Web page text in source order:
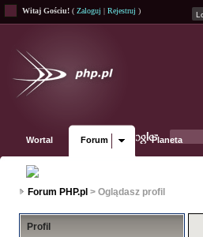
Witaj Gościu! ( Zaloguj | Rejestruj )
Wortal Forum Planeta
Forum PHP.pl > Oglądasz profil
Profil